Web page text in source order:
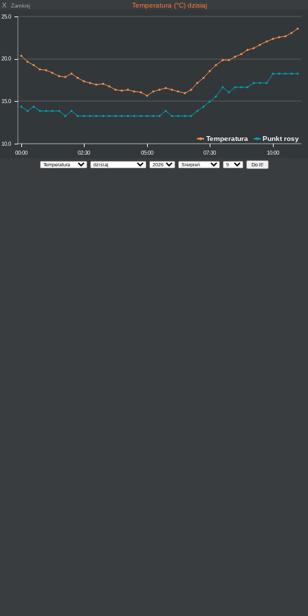
X Zamknij Temperatura (°C) dzisiaj